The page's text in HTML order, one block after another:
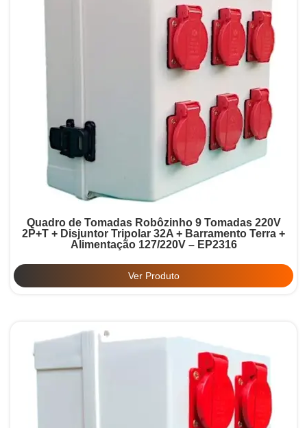
Quadro de Tomadas Robôzinho 9 Tomadas 220V
2P+T + Disjuntor Tripolar 32A + Barramento Terra +
Alimentação 127/220V – EP2316
Ver Produto